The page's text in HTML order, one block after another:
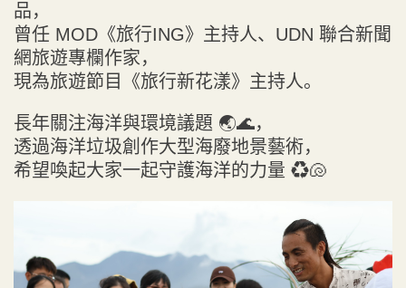
品，
曾任 MOD《旅行ING》主持人、UDN 聯合新聞
網旅遊專欄作家，
現為旅遊節目《旅行新花漾》主持人。
長年關注海洋與環境議題 🌏🌊，
透過海洋垃圾創作大型海廢地景藝術，
希望喚起大家一起守護海洋的力量 ♻️🐚